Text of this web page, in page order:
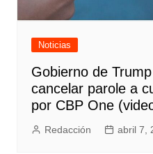
Noticias
Gobierno de
cancelar parole a
por CBP One
Redacción abril 7,